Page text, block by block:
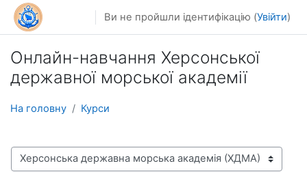
Перейти до головного вмісту
Ви не пройшли ідентифікацію (Увійти)
Онлайн-навчання Херсонської
державної морської академії
На головну Курси
Категорії курсів